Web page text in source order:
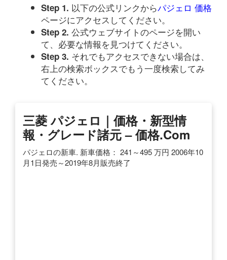
Step 1. 以下の公式リンクからパジェロ 価格
ページにアクセスしてください。
Step 2. 公式ウェブサイトのページを開い
て、必要な情報を見つけてください。
Step 3. それでもアクセスできない場合は、
右上の検索ボックスでもう一度検索してみ
てください。
三菱 パジェロ｜価格・新型情
報・グレード諸元 – 価格.com
パジェロの新車. 新車価格： 241～495 万円 2006年10
月1日発売～2019年8月販売終了